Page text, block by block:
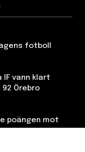
fotboll
IF vann klart
Örebro
poängen mot